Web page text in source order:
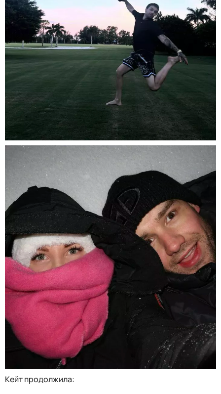
Кейт продолжила: